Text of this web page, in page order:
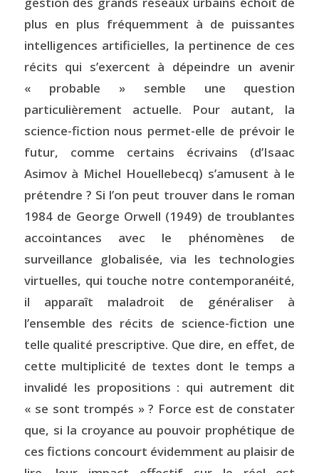
plus en plus fréquemment à de puissantes
intelligences artificielles, la pertinence de ces
récits qui s’exercent à dépeindre un avenir
« probable » semble une question
particulièrement actuelle. Pour autant, la
science-fiction nous permet-elle de prévoir le
futur, comme certains écrivains (d’Isaac
Asimov à Michel Houellebecq) s’amusent à le
prétendre ? Si l’on peut trouver dans le roman
1984de George Orwell (1949) de troublantes
accointances avec le phénomènes de
surveillance globalisée, via les technologies
virtuelles, qui touche notre contemporanéité,
il apparaît maladroit de généraliser à
l’ensemble des récits de science-fiction une
telle qualité prescriptive. Que dire, en effet, de
cette multiplicité de textes dont le temps a
invalidé les propositions : qui autrement dit
« se sont trompés » ? Force est de constater
que, si la croyance au pouvoir prophétique de
ces fictions concourt évidemment au plaisir de